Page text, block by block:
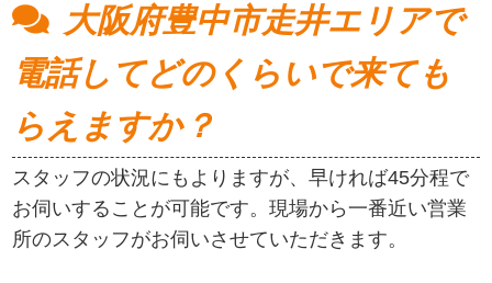
大阪府豊中市走井エリアで
電話してどのくらいで来ても
らえますか？
スタッフの状況にもよりますが、早ければ45分程で
お伺いすることが可能です。現場から一番近い営業
所のスタッフがお伺いさせていただきます。